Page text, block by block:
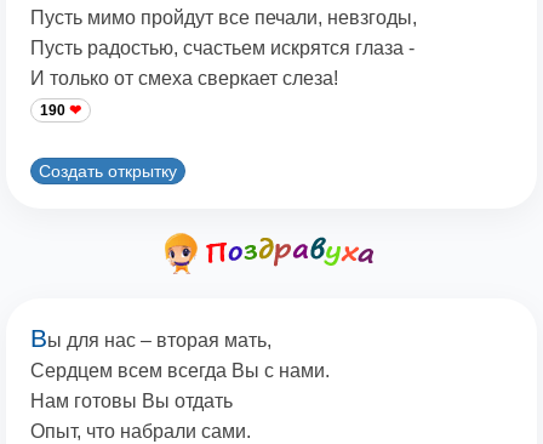
Пусть мимо пройдут все печали, невзгоды,
Пусть радостью, счастьем искрятся глаза -
И только от смеха сверкает слеза!
190
Создать открытку
Вы для нас – вторая мать,
Сердцем всем всегда Вы с нами.
Нам готовы Вы отдать
Опыт, что набрали сами.